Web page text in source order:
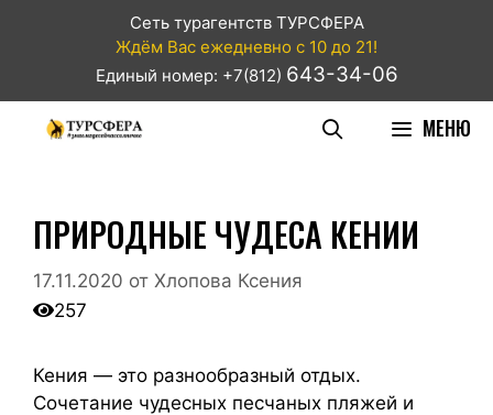
Сеть турагентств ТУРСФЕРА
Ждём Вас ежедневно с 10 до 21!
Единый номер: +7(812) 643-34-06
МЕНЮ
ПРИРОДНЫЕ ЧУДЕСА КЕНИИ
17.11.2020 от Хлопова Ксения
257
Кения — это разнообразный отдых.
Сочетание чудесных песчаных пляжей и